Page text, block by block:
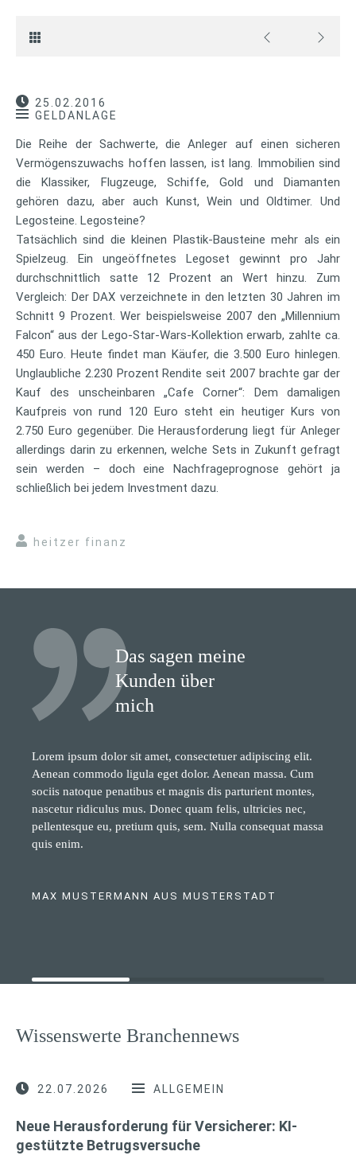
25.02.2016
GELDANLAGE
Die Reihe der Sachwerte, die Anleger auf einen sicheren
Vermögenszuwachs hoffen lassen, ist lang. Immobilien sind
die Klassiker, Flugzeuge, Schiffe, Gold und Diamanten
gehören dazu, aber auch Kunst, Wein und Oldtimer. Und
Legosteine. Legosteine?
Tatsächlich sind die kleinen Plastik-Bausteine mehr als ein
Spielzeug. Ein ungeöffnetes Legoset gewinnt pro Jahr
durchschnittlich satte 12 Prozent an Wert hinzu. Zum
Vergleich: Der DAX verzeichnete in den letzten 30 Jahren im
Schnitt 9 Prozent. Wer beispielsweise 2007 den „Millennium
Falcon“ aus der Lego-Star-Wars-Kollektion erwarb, zahlte ca.
450 Euro. Heute findet man Käufer, die 3.500 Euro hinlegen.
Unglaubliche 2.230 Prozent Rendite seit 2007 brachte gar der
Kauf des unscheinbaren „Cafe Corner“: Dem damaligen
Kaufpreis von rund 120 Euro steht ein heutiger Kurs von
2.750 Euro gegenüber. Die Herausforderung liegt für Anleger
allerdings darin zu erkennen, welche Sets in Zukunft gefragt
sein werden – doch eine Nachfrageprognose gehört ja
schließlich bei jedem Investment dazu.
heitzer finanz
Das sagen meine
Kunden über
mich
Lorem ipsum dolor sit amet, consectetuer adipiscing elit.
Aenean commodo ligula eget dolor. Aenean massa. Cum
sociis natoque penatibus et magnis dis parturient montes,
nascetur ridiculus mus. Donec quam felis, ultricies nec,
pellentesque eu, pretium quis, sem. Nulla consequat massa
quis enim.
MAX MUSTERMANN AUS MUSTERSTADT
Wissenswerte Branchennews
22.07.2026 ALLGEMEIN
Neue Herausforderung für Versicherer: KI-
gestützte Betrugsversuche